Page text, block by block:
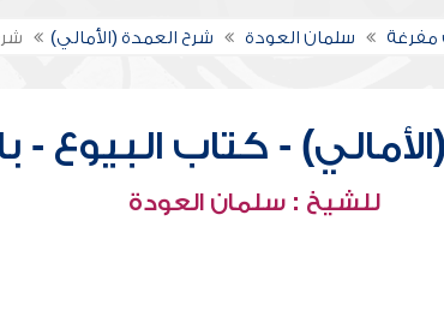
مفرغة سلمان العودة شرح العمدة (الأمالي)
- كتاب البيوع -
للشيخ : سلمان العودة